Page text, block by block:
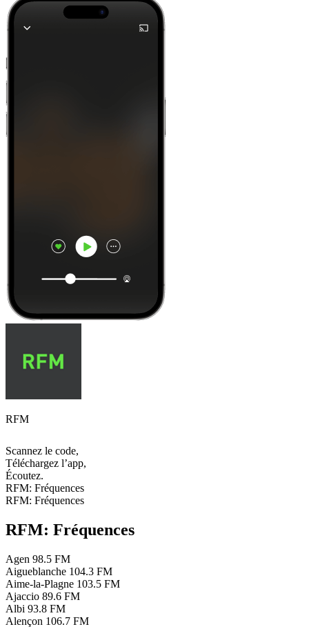
RFM
Scannez le code,
Téléchargez l’app,
Écoutez.
RFM: Fréquences
RFM: Fréquences
RFM: Fréquences
Agen 98.5 FM
Aigueblanche 104.3 FM
Aime-la-Plagne 103.5 FM
Ajaccio 89.6 FM
Albi 93.8 FM
Alençon 106.7 FM